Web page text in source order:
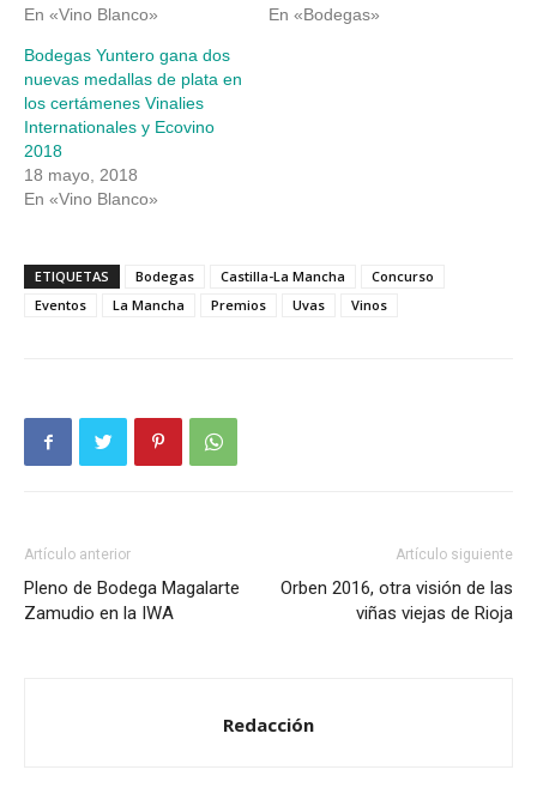
En «Vino Blanco»
En «Bodegas»
Bodegas Yuntero gana dos
nuevas medallas de plata en
los certámenes Vinalies
Internationales y Ecovino
2018
18 mayo, 2018
En «Vino Blanco»
ETIQUETAS Bodegas Castilla-La Mancha
Concurso
Eventos
La Mancha Premios Uvas Vinos
Artículo anterior
Pleno de Bodega Magalarte
Zamudio en la IWA
Artículo siguiente
Orben 2016, otra visión de las
viñas viejas de Rioja
Redacción